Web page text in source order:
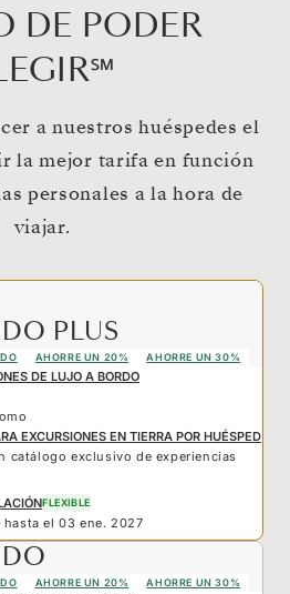
DE PODER
a nuestros huéspedes el
la mejor tarifa en función
personales a la hora de
viajar.
PLUS
AHORRE UN 20% AHORRE UN 30%
DE LUJO A BORDO
EXCURSIONES EN TIERRA POR HUÉSPED
catálogo exclusivo de experiencias
FLEXIBLE
hasta el 03 ene. 2027
AHORRE UN 20% AHORRE UN 30%